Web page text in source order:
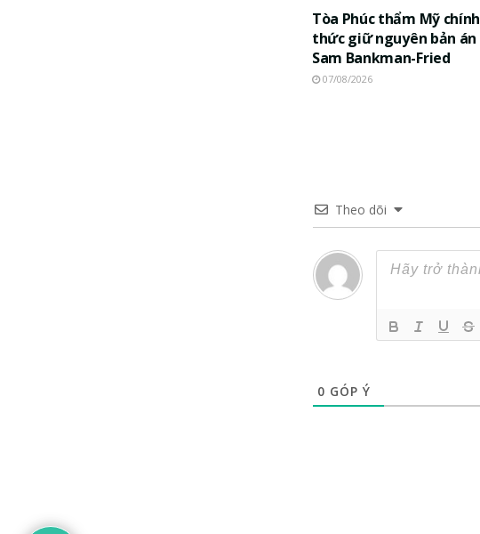
Tòa Phúc thẩm Mỹ chính
thức giữ nguyên bản án
Sam Bankman-Fried
07/08/2026
Theo dõi
0 GÓP Ý